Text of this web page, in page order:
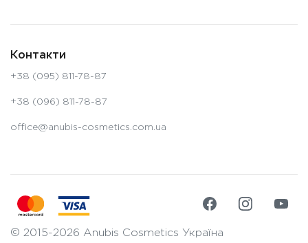
Контакти
+38 (095) 811-78-87
+38 (096) 811-78-87
office@anubis-cosmetics.com.ua
© 2015-2026 Anubis Cosmetics Україна